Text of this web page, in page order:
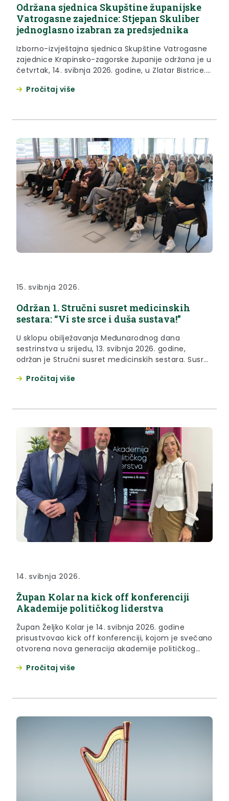
Održana sjednica Skupštine županijske
Vatrogasne zajednice: Stjepan Skuliber
jednoglasno izabran za predsjednika
Izborno-izvještajna sjednica Skupštine Vatrogasne
zajednice Krapinsko-zagorske županije održana je u
četvrtak, 14. svibnja 2026. godine, u Zlatar Bistrice.
članovima tijela zajednice te Stjepanu Skuliberu,
Pročitaj više
15. svibnja 2026.
Održan 1. Stručni susret medicinskih
sestara: “Vi ste srce i duša sustava!”
U sklopu obilježavanja Međunarodnog dana
sestrinstva u srijedu, 13. svibnja 2026. godine,
održan je Stručni susret medicinskih sestara. Susret
održavanja županovog prijma te kazalište
Pročitaj više
14. svibnja 2026.
Župan Kolar na kick off konferenciji
Akademije političkog liderstva
Župan Željko Kolar je 14. svibnja 2026. godine
prisustvovao kick off konferenciji, kojom je svečano
otvorena nova generacija akademije političkog
Pročitaj više